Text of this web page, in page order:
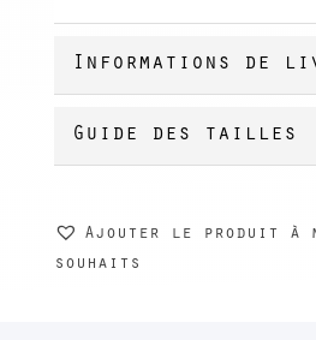
Informations de
Guide des tailles
Ajouter le produit à
souhaits